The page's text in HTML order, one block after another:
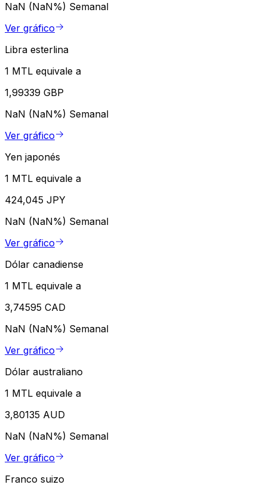
NaN (NaN%) Semanal
Ver gráfico
Libra esterlina
1 MTL equivale a
1,99339 GBP
NaN (NaN%) Semanal
Ver gráfico
Yen japonés
1 MTL equivale a
424,045 JPY
NaN (NaN%) Semanal
Ver gráfico
Dólar canadiense
1 MTL equivale a
3,74595 CAD
NaN (NaN%) Semanal
Ver gráfico
Dólar australiano
1 MTL equivale a
3,80135 AUD
NaN (NaN%) Semanal
Ver gráfico
Franco suizo